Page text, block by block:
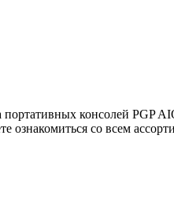
консолей PGP
ознакомиться со всем